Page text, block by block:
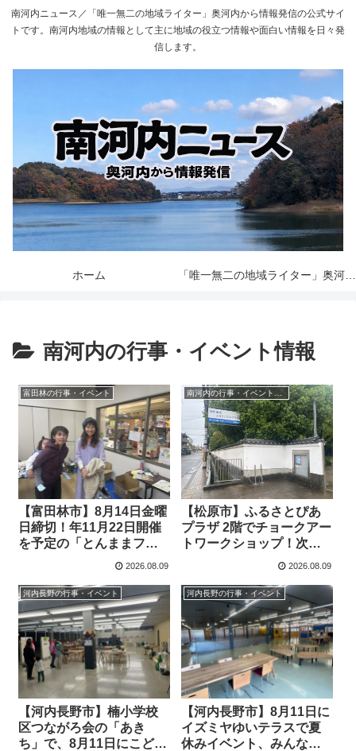
南河内ニュース／「唯一無二の地域ライター」奥河内から情報発信の公式サイ
トです。南河内地域の情報として主に地域の役立つ情報や面白い情報を日々発
信します。
ホーム
南河内の行事・イベント情報
富田林の行事・イベント
【富田林市】8月14日金曜
日締切！年11月22日開催
を予定の「とんままフェ
スタ」の出展者募集中
2026.08.09
南河内の行事・イベント情報
【松原市】ふるさとぴあ
プラザ 2階でチョークアー
トワークショップ！次回
は8月25日に行われます
2026.08.09
河内長野の行事・イベント
【河内長野市】楠小学校
区つながろ会の「あき
ち」で、8月11日にこども
河内長野の行事・イベント
【河内長野市】8月11日に
イズミヤゆいテラスで夏
休みイベント、みんなで